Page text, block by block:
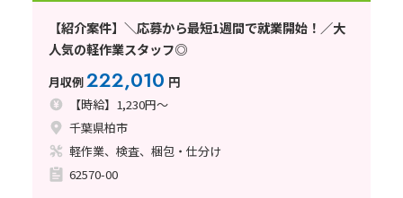
【紹介案件】＼応募から最短1週間で就業開始！／大
人気の軽作業スタッフ◎
月収例222,010 円
【時給】1,230円～
千葉県柏市
軽作業、検査、梱包・仕分け
62570-00